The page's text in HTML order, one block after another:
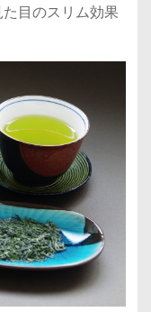
目のスリム効果